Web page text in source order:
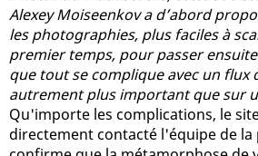
Alexey Moiseenkov a d’abord
les photographies, plus faciles à
premier temps, pour passer ensuite
que tout se complique avec un flux
autrement plus important que sur
Qu'importe les complications, le
directement contacté l'équipe de